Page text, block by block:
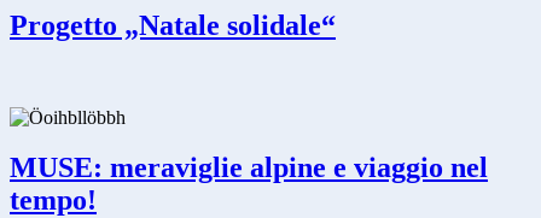
Progetto „Natale solidale“
MUSE: meraviglie alpine e viaggio nel
tempo!